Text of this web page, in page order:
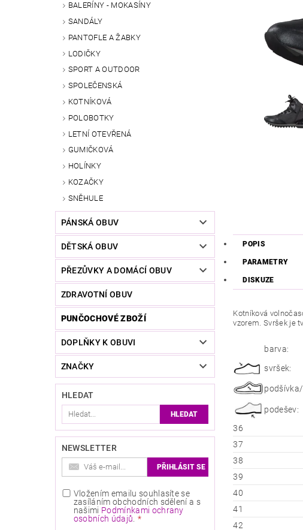
BALERÍNY - MOKASÍNY
SANDÁLY
PANTOFLE A ŽABKY
LODIČKY
SPORT A OUTDOOR
SPOLEČENSKÁ
KOTNÍKOVÁ
POLOBOTKY
LETNÍ OTEVŘENÁ
GUMIČKOVÁ
HOLÍNKY
KOZAČKY
SNĚHULE
PÁNSKÁ OBUV
DĚTSKÁ OBUV
PŘEZŮVKY A DOMÁCÍ OBUV
ZDRAVOTNÍ OBUV
PUNČOCHOVÉ ZBOŽÍ
DOPLŇKY K OBUVI
ZNAČKY
HLEDAT
NEWSLETTER
Vložením emailu souhlasíte se
zasíláním obchodních sdělení a s
našimi Podmínkami ochrany
osobních údajů
POPIS
PARAMETRY
DISKUZE
Kotníková
vzorem. Svršek je
barva:
svršek:
podešev:
36
37
38
39
40
41
42